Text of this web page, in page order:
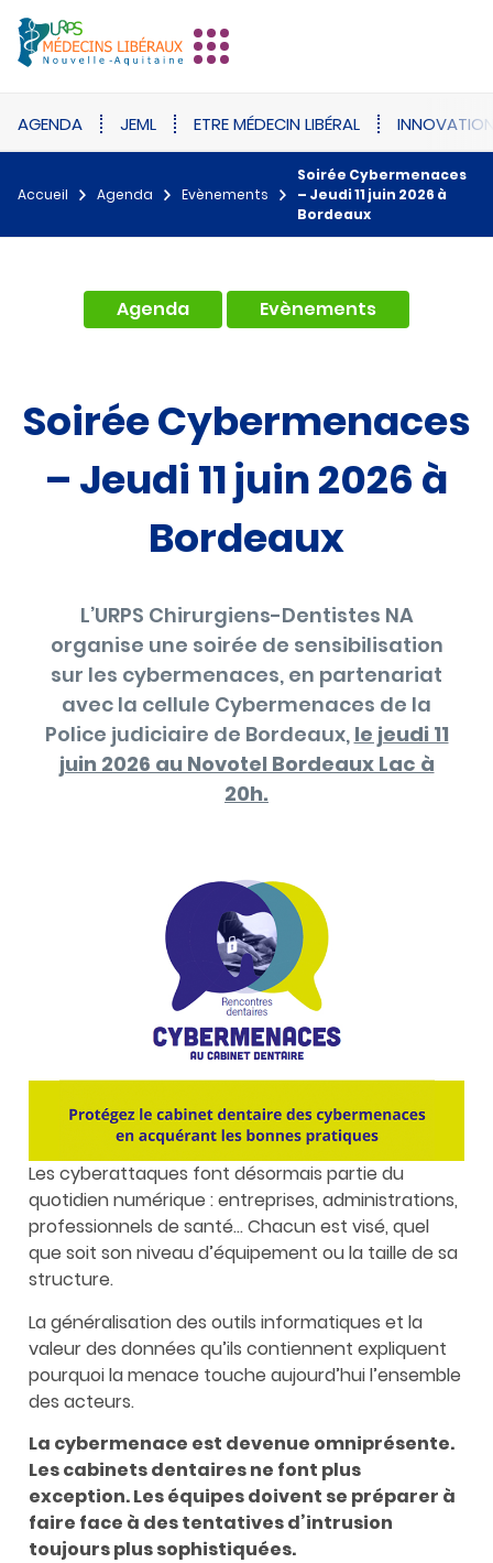
AGENDA JEML ETRE MÉDECIN LIBÉRAL
Accueil Agenda Evènements
Soirée Cybermenaces
– Jeudi 11 juin 2026 à
Bordeaux
Agenda Evènements
Soirée Cybermenaces
– Jeudi 11 juin 2026 à
Bordeaux
L’URPS Chirurgiens-Dentistes NA
organise une soirée de sensibilisation
sur les cybermenaces, en partenariat
avec la cellule Cybermenaces de la
Police judiciaire de Bordeaux, le jeudi 11
juin 2026 au Novotel Bordeaux Lac à
20h.
Les cyberattaques font désormais partie du
quotidien numérique : entreprises, administrations,
professionnels de santé… Chacun est visé, quel
que soit son niveau d’équipement ou la taille de sa
structure.
La généralisation des outils informatiques et la
valeur des données qu’ils contiennent expliquent
pourquoi la menace touche aujourd’hui l’ensemble
des acteurs.
La cybermenace est devenue omniprésente.
Les cabinets dentaires ne font plus
exception. Les équipes doivent se préparer à
faire face à des tentatives d’intrusion
toujours plus sophistiquées.